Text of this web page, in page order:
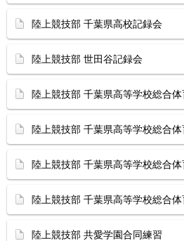
陸上競技部 千葉県高校記録会
陸上競技部 世田谷記録会
陸上競技部 千葉県高等学校総合体
陸上競技部 千葉県高等学校総合体
陸上競技部 千葉県高等学校総合体
陸上競技部 千葉県高等学校総合体
陸上競技部 共愛学園合同練習